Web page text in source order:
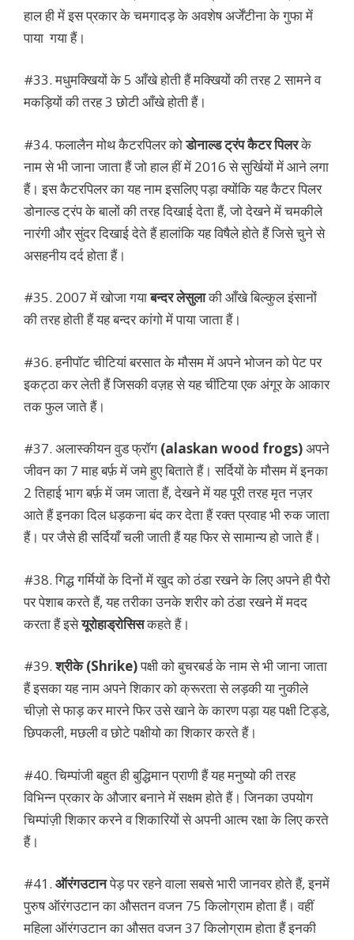
हाल ही में इस प्रकार के चमगादड़ के अवशेष अर्जेंटीना के गुफा में
पाया गया हैं।
#33. मधुमक्खियों के 5 आँखे होती हैं मक्खियों की तरह 2 सामने व
मकड़ियों की तरह 3 छोटी आँखे होती हैं।
#34. फलालैन मोथ कैटरपिलर कोडोनाल्ड ट्रंप कैटर पिलरके
नाम से भी जाना जाता हैं जो हाल हीं में 2016 से सुर्खियों में आने लगा
हैं। इस कैटरपिलर का यह नाम इसलिए पड़ा क्योंकि यह कैटर पिलर
डोनाल्ड ट्रंप के बालों की तरह दिखाई देता हैं, जो देखने में चमकीले
नारंगी और सुंदर दिखाई देते हैं हालांकि यह विषैले होते हैं जिसे चुने से
असहनीय दर्द होता हैं।
#35. 2007 में खोजा गयाबन्दर लेसुलाकी आँखे बिल्कुल इंसानों
की तरह होती हैं यह बन्दर कांगो में पाया जाता हैं।
#36. हनीपॉट चीटियां बरसात के मौसम में अपने भोजन को पेट पर
इकट्ठा कर लेती हैं जिसकी वज़ह से यह चींटिया एक अंगूर के आकार
तक फुल जाते हैं।
#37. अलास्कीयन वुड फ्रॉग (alaskan wood frogs)अपने
जीवन का 7 माह बर्फ़ में जमे हुए बिताते हैं। सर्दियों के मौसम में इनका
2 तिहाई भाग बर्फ़ में जम जाता हैं, देखने में यह पूरी तरह मृत नज़र
आते हैं इनका दिल धड़कना बंद कर देता हैं रक्त प्रवाह भी रुक जाता
हैं। पर जैसे ही सर्दियाँ चली जाती हैं यह फिर से सामान्य हो जाते हैं।
#38. गिद्ध गर्मियों के दिनों में खुद को ठंडा रखने के लिए अपने ही पैरो
पर पेशाब करते हैं, यह तरीका उनके शरीर को ठंडा रखने में मदद
करता हैं इसेयूरोहाड्रोसिसकहते हैं।
#39.श्रीके (Shrike)पक्षी को बुचरबर्ड के नाम से भी जाना जाता
हैं इसका यह नाम अपने शिकार को क्रूरता से लड़की या नुकीले
चीज़ो से फाड़ कर मारने फिर उसे खाने के कारण पड़ा यह पक्षी टिड्डे,
छिपकली, मछली व छोटे पक्षीयो का शिकार करते हैं।
#40. चिम्पांजी बहुत ही बुद्धिमान प्राणी हैं यह मनुष्यो की तरह
विभिन्न प्रकार के औजार बनाने में सक्षम होते हैं। जिनका उपयोग
चिम्पांज़ी शिकार करने व शिकारियों से अपनी आत्म रक्षा के लिए करते
हैं।
#41. ऑरंगउटानपेड़ पर रहने वाला सबसे भारी जानवर होते हैं, इनमें
पुरुष ऑरंगउटान का औसतन वजन 75 किलोग्राम होता हैं। वहीं
महिला ऑरंगउटान का औसत वजन 37 किलोग्राम होता हैं इनकी